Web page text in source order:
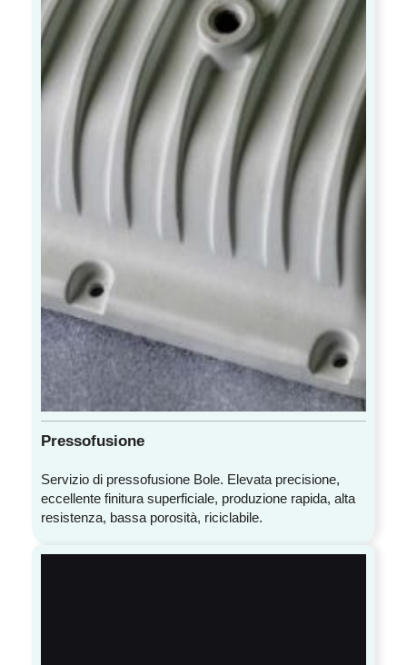
Pressofusione
Servizio di pressofusione Bole. Elevata precisione,
eccellente finitura superficiale, produzione rapida, alta
resistenza, bassa porosità, riciclabile.